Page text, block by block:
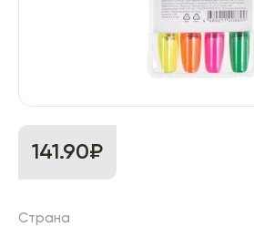
141.90₽
Страна